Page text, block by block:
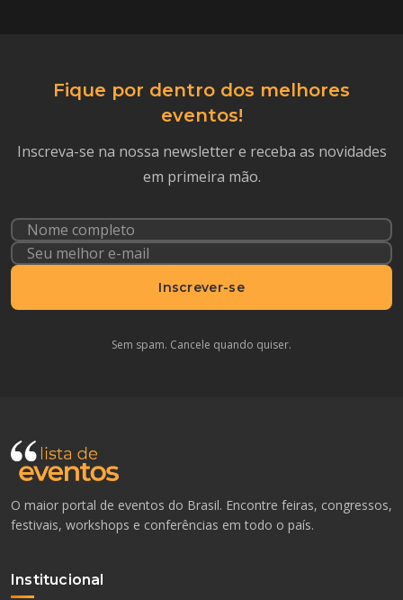
Fique por dentro dos melhores
eventos!
Inscreva-se na nossa newsletter e receba as novidades
em primeira mão.
Inscrever-se
Sem spam. Cancele quando quiser.
O maior portal de eventos do Brasil. Encontre feiras, congressos,
festivais, workshops e conferências em todo o país.
Institucional